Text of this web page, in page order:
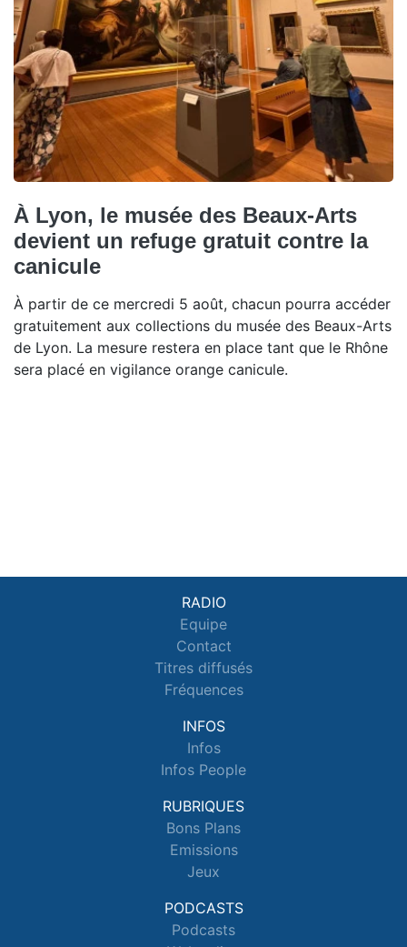
À Lyon, le musée des Beaux-Arts
devient un refuge gratuit contre la
canicule
À partir de ce mercredi 5 août, chacun pourra accéder
gratuitement aux collections du musée des Beaux-Arts
de Lyon. La mesure restera en place tant que le Rhône
sera placé en vigilance orange canicule.
RADIO
Equipe
Contact
Titres diffusés
Fréquences
INFOS
Infos
Infos People
RUBRIQUES
Bons Plans
Emissions
Jeux
PODCASTS
Podcasts